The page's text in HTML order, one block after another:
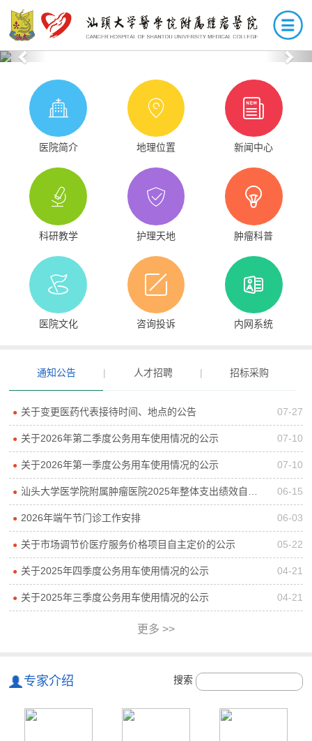
Previous
医院简介 地理位置 新闻中心
科研教学 护理天地 肿瘤科普
医院文化 咨询投诉 内网系统
通知公告 | 人才招聘 | 招标采购
● 关于变更医药代表接待时间、地点的公告 07-27
● 关于2026年第二季度公务用车使用情况的公示 07-10
● 关于2026年第一季度公务用车使用情况的公示 07-10
● 汕头大学医学院附属肿瘤医院2025年整体支出绩效自评报告 06-15
● 2026年端午节门诊工作安排 06-03
● 关于市场调节价医疗服务价格项目自主定价的公示 05-22
● 关于2025年四季度公务用车使用情况的公示 04-21
● 关于2025年三季度公务用车使用情况的公示 04-21
更多 >>
专家介绍 搜索